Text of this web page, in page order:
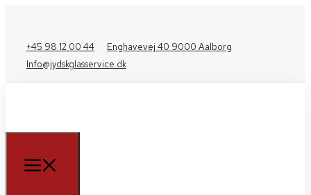
+45 98 12 00 44
Enghavevej 40 9000 Aalborg
Info@jydskglasservice.dk